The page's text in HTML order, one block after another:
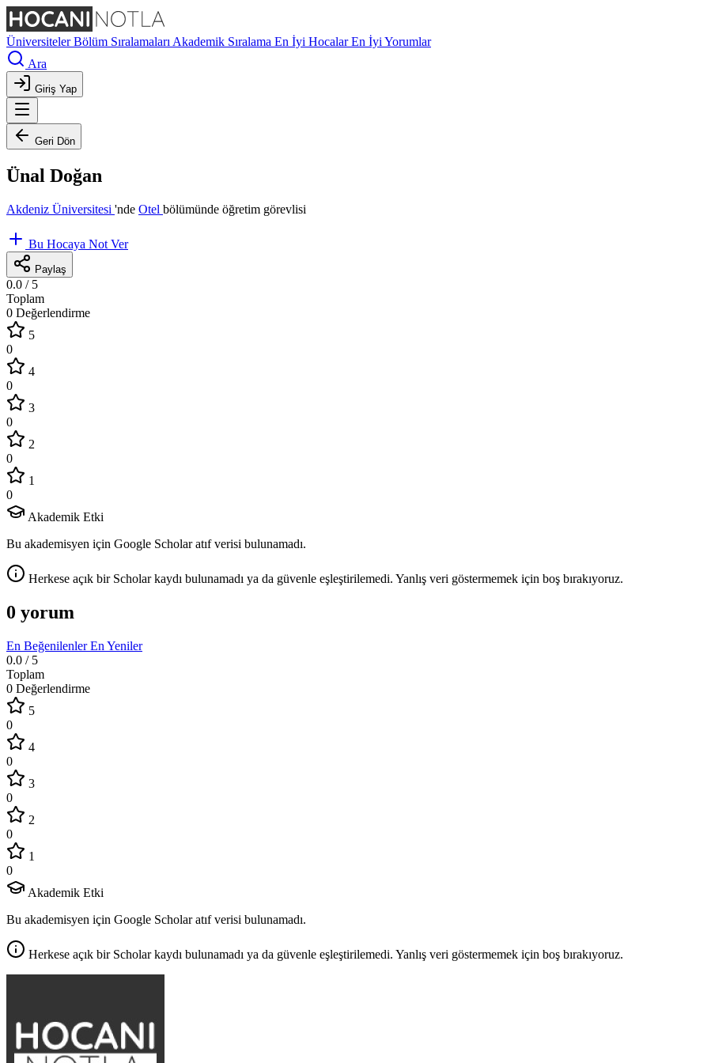
ÜniversitelerBölüm Sıralamaları Akademik Sıralama En İyi HocalarEn İyi Yorumlar
Ara
Giriş Yap
Geri Dön
Ünal Doğan
Akdeniz Üniversitesi 'nde Otel bölümünde öğretim görevlisi
Bu Hocaya Not Ver
Paylaş
0.0 / 5
Toplam
0 Değerlendirme
5
0
4
0
3
0
2
0
1
0
Akademik Etki
Bu akademisyen için Google Scholar atıf verisi bulunamadı.
Herkese açık bir Scholar kaydı bulunamadı ya da güvenle eşleştirilemedi. Yanlış veri göstermemek için boş bırakıyoruz.
0 yorum
En BeğenilenlerEn Yeniler
0.0 / 5
Toplam
0 Değerlendirme
5
0
4
0
3
0
2
0
1
0
Akademik Etki
Bu akademisyen için Google Scholar atıf verisi bulunamadı.
Herkese açık bir Scholar kaydı bulunamadı ya da güvenle eşleştirilemedi. Yanlış veri göstermemek için boş bırakıyoruz.